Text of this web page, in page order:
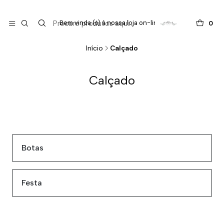
0
Bem vinda (o) à nossa loja on-line !
Início Calçado
Calçado
Botas
Festa